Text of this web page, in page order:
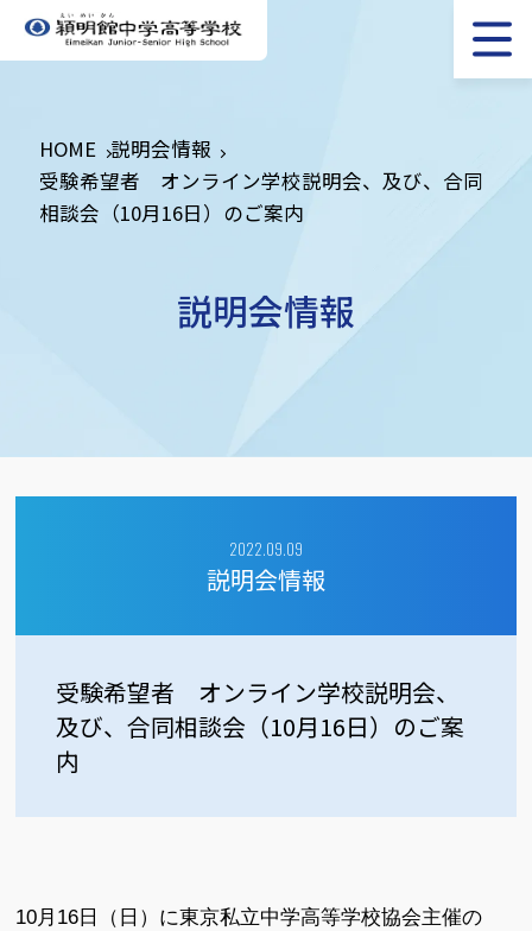
HOME 説明会情報
受験希望者 オンライン学校説明会、及び、合同
相談会（10月16日）のご案内
説明会情報
2022.09.09
説明会情報
受験希望者 オンライン学校説明会、
及び、合同相談会（10月16日）のご案
内
10月16日（日）に東京私立中学高等学校協会主催の